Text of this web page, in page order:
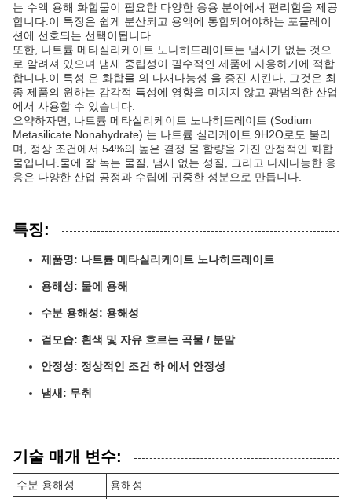
는 수액 용해 화합물이 필요한 다양한 응용 분야에서 편리함을 제공
합니다.이 특징은 쉽게 분산되고 용액에 통합되어야하는 포뮬레이
션에 선호되는 선택이됩니다..
또한, 나트륨 메타실리케이트 노나히드레이트는 냄새가 없는 것으
로 알려져 있으며 냄새 중립성이 필수적인 제품에 사용하기에 적합
합니다.이 특성 은 화합물 의 다재다능성 을 증진 시킨다, 그것은 최
종 제품의 원하는 감각적 특성에 영향을 미치지 않고 광범위한 산업
에서 사용할 수 있습니다.
요약하자면, 나트륨 메타실리케이트 노나히드레이트 (Sodium
Metasilicate Nonahydrate) 는 나트륨 실리케이트 9H2O로도 불리
며, 정상 조건에서 54%의 높은 결정 물 함량을 가진 안정적인 화합
물입니다.물에 잘 녹는 물질, 냄새 없는 성질, 그리고 다재다능한 응
용은 다양한 산업 공정과 수립에 귀중한 성분으로 만듭니다.
특징:
제품명: 나트륨 메타실리케이트 노나히드레이트
용해성: 물에 용해
수분 용해성: 용해성
겉모습: 흰색 및 자유 흐르는 곡물 / 분말
안정성: 정상적인 조건 하 에서 안정성
냄새: 무취
기술 매개 변수:
수분 용해성 용해성